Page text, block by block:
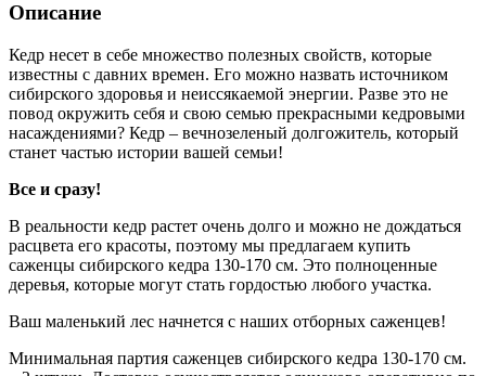
Описание
Кедр несет в себе множество полезных свойств, которые
известны с давних времен. Его можно назвать источником
сибирского здоровья и неиссякаемой энергии. Разве это не
повод окружить себя и свою семью прекрасными кедровыми
насаждениями? Кедр – вечнозеленый долгожитель, который
станет частью истории вашей семьи!
Все и сразу!
В реальности кедр растет очень долго и можно не дождаться
расцвета его красоты, поэтому мы предлагаем купить
саженцы сибирского кедра 130-170 см. Это полноценные
деревья, которые могут стать гордостью любого участка.
Ваш маленький лес начнется с наших отборных саженцев!
Минимальная партия саженцев сибирского кедра 130-170 см.